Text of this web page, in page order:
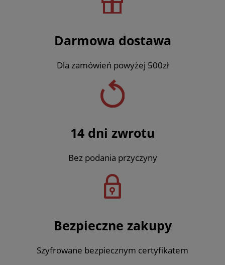
Darmowa dostawa
Dla zamówień powyżej 500zł
14 dni zwrotu
Bez podania przyczyny
Bezpieczne zakupy
Szyfrowane bezpiecznym certyfikatem